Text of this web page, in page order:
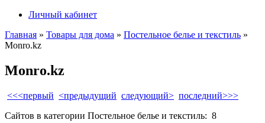
Личный кабинет
Главная » Товары для дома » Постельное белье и текстиль »
Monro.kz
Monro.kz
<<<первый <предыдущий следующий> последний>>>
Сайтов в категории Постельное белье и текстиль: 8